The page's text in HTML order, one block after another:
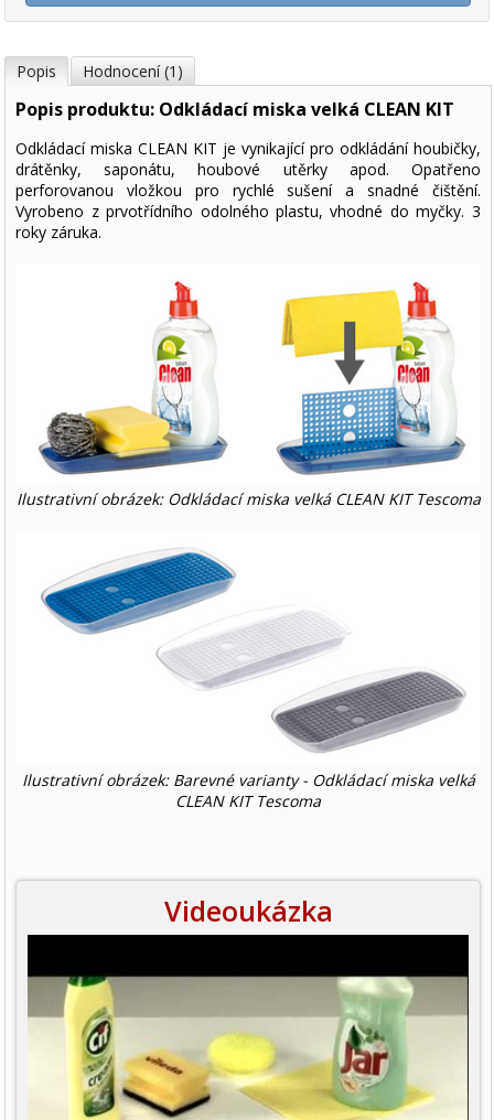
Popis Hodnocení (1)
Popis produktu: Odkládací miska velká CLEAN KIT
Odkládací miska CLEAN KIT je vynikající pro odkládání houbičky,
drátěnky, saponátu, houbové utěrky apod. Opatřeno
perforovanou vložkou pro rychlé sušení a snadné čištění.
Vyrobeno z prvotřídního odolného plastu, vhodné do myčky. 3
roky záruka.
Ilustrativní obrázek: Odkládací miska velká CLEAN KIT Tescoma
Ilustrativní obrázek: Barevné varianty - Odkládací miska velká
CLEAN KIT Tescoma
Videoukázka